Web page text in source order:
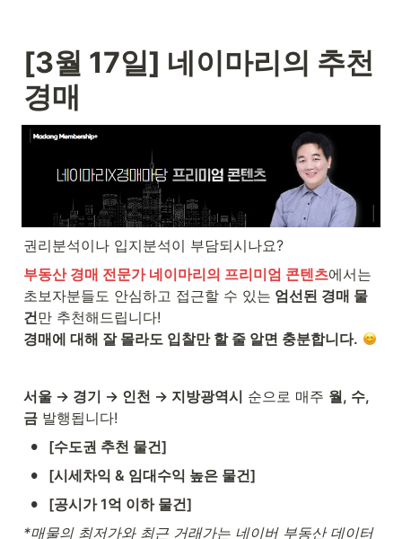
[3월 17일] 네이마리의 추천
경매
권리분석이나 입지분석이 부담되시나요?
부동산 경매 전문가 네이마리의 프리미엄 콘텐츠에서는
초보자분들도 안심하고 접근할 수 있는 엄선된 경매 물
건
경매에 대해 잘 몰라도 입찰만 할 줄 알면 충분합니다.
서울 → 경기 → 인천 → 지방광역시 순으로 매주 월, 수,
금 발행됩니다!
• [수도권 추천 물건]
• [시세차익 & 임대수익 높은 물건]
•
[공시가 1억 이하 물건]
*매물의 최저가와 최근 거래가는 네이버 부동산 데이터